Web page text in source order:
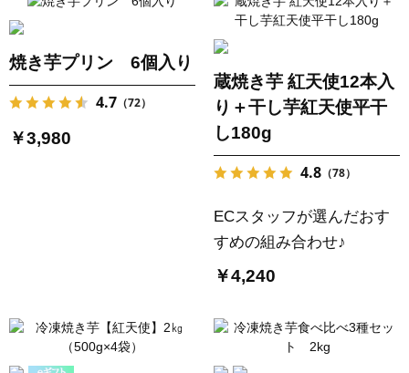
焼き芋プリン 6個入り
4.7 （72）
￥3,980
蔵焼き芋 紅天使12本入
り＋干し芋紅天使平干
し180g
4.8 （78）
ECスタッフが選んだおす
すめの組み合わせ♪
￥4,240